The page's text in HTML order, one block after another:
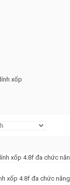
xốp
xốp 4.8f đa chức năng